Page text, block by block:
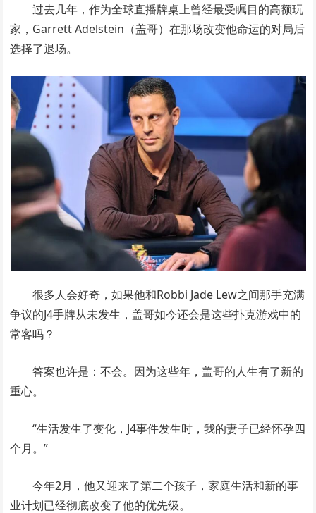
过去几年，作为全球直播牌桌上曾经最受瞩目的高额玩
家，Garrett Adelstein（盖哥）在那场改变他命运的对局后
选择了退场。
很多人会好奇，如果他和Robbi Jade Lew之间那手充满
争议的J4手牌从未发生，盖哥如今还会是这些扑克游戏中的
常客吗？
答案也许是：不会。因为这些年，盖哥的人生有了新的
重心。
“生活发生了变化，J4事件发生时，我的妻子已经怀孕四
个月。”
今年2月，他又迎来了第二个孩子，家庭生活和新的事
业计划已经彻底改变了他的优先级。